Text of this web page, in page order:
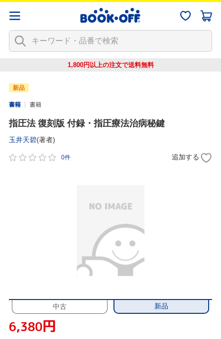
1,800円以上の注文で送料無料
新品
書籍 書籍
指圧法 復刻版 付録・指圧療法治病秘鍵
玉井天碧(著者)
0件 追加する
中古 新品
6,380円